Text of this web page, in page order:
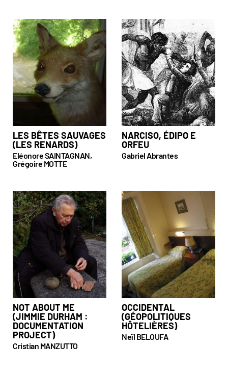
LES BÊTES SAUVAGES
(LES RENARDS)
Eléonore SAINTAGNAN,
Grégoire MOTTE
NARCISO, ÉDIPO E
ORFEU
Gabriel Abrantes
NOT ABOUT ME
(JIMMIE DURHAM :
DOCUMENTATION
PROJECT)
Cristian MANZUTTO
OCCIDENTAL
(GÉOPOLITIQUES
HÔTELIÈRES)
Neïl BELOUFA